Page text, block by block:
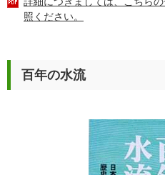
照ください。
百年の水流